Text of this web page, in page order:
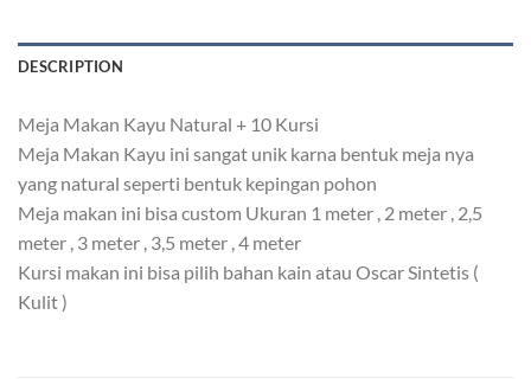
DESCRIPTION
Meja Makan Kayu Natural + 10 Kursi
Meja Makan Kayu ini sangat unik karna bentuk meja nya
yang natural seperti bentuk kepingan pohon
Meja makan ini bisa custom Ukuran 1 meter , 2 meter , 2,5
meter , 3 meter , 3,5 meter , 4 meter
Kursi makan ini bisa pilih bahan kain atau Oscar Sintetis (
Kulit )